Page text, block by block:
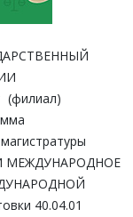
(филиал)
МЕЖДУНАРОДНОЕ
40.04.01